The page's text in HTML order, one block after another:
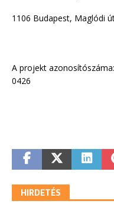
1106 Budapest, Maglódi
A projekt
0426
HIRDETÉS